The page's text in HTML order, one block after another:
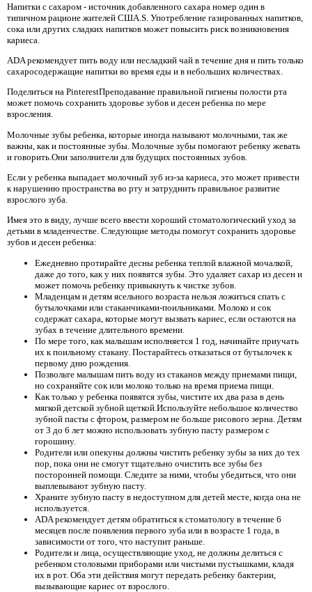
Напитки с сахаром - источник добавленного сахара номер один в
типичном рационе жителей США.S. Употребление газированных напитков,
сока или других сладких напитков может повысить риск возникновения
кариеса.
ADA рекомендует пить воду или несладкий чай в течение дня и пить только
сахаросодержащие напитки во время еды и в небольших количествах.
Поделиться на PinterestПреподавание правильной гигиены полости рта
может помочь сохранить здоровье зубов и десен ребенка по мере
взросления.
Молочные зубы ребенка, которые иногда называют молочными, так же
важны, как и постоянные зубы. Молочные зубы помогают ребенку жевать
и говорить.Они заполнители для будущих постоянных зубов.
Если у ребенка выпадает молочный зуб из-за кариеса, это может привести
к нарушению пространства во рту и затруднить правильное развитие
взрослого зуба.
Имея это в виду, лучше всего ввести хороший стоматологический уход за
детьми в младенчестве. Следующие методы помогут сохранить здоровье
зубов и десен ребенка:
Ежедневно протирайте десны ребенка теплой влажной мочалкой,
даже до того, как у них появятся зубы. Это удаляет сахар из десен и
может помочь ребенку привыкнуть к чистке зубов.
Младенцам и детям ясельного возраста нельзя ложиться спать с
бутылочками или стаканчиками-поильниками. Молоко и сок
содержат сахара, которые могут вызвать кариес, если остаются на
зубах в течение длительного времени.
По мере того, как малышам исполняется 1 год, начинайте приучать
их к поильному стакану. Постарайтесь отказаться от бутылочек к
первому дню рождения.
Позвольте малышам пить воду из стаканов между приемами пищи,
но сохраняйте сок или молоко только на время приема пищи.
Как только у ребенка появятся зубы, чистите их два раза в день
мягкой детской зубной щеткой.Используйте небольшое количество
зубной пасты с фтором, размером не больше рисового зерна. Детям
от 3 до 6 лет можно использовать зубную пасту размером с
горошину.
Родители или опекуны должны чистить ребенку зубы за них до тех
пор, пока они не смогут тщательно очистить все зубы без
посторонней помощи. Следите за ними, чтобы убедиться, что они
выплевывают зубную пасту.
Храните зубную пасту в недоступном для детей месте, когда она не
используется.
ADA рекомендует детям обратиться к стоматологу в течение 6
месяцев после появления первого зуба или в возрасте 1 года, в
зависимости от того, что наступит раньше.
Родители и лица, осуществляющие уход, не должны делиться с
ребенком столовыми приборами или чистыми пустышками, кладя
их в рот. Оба эти действия могут передать ребенку бактерии,
вызывающие кариес от взрослого.